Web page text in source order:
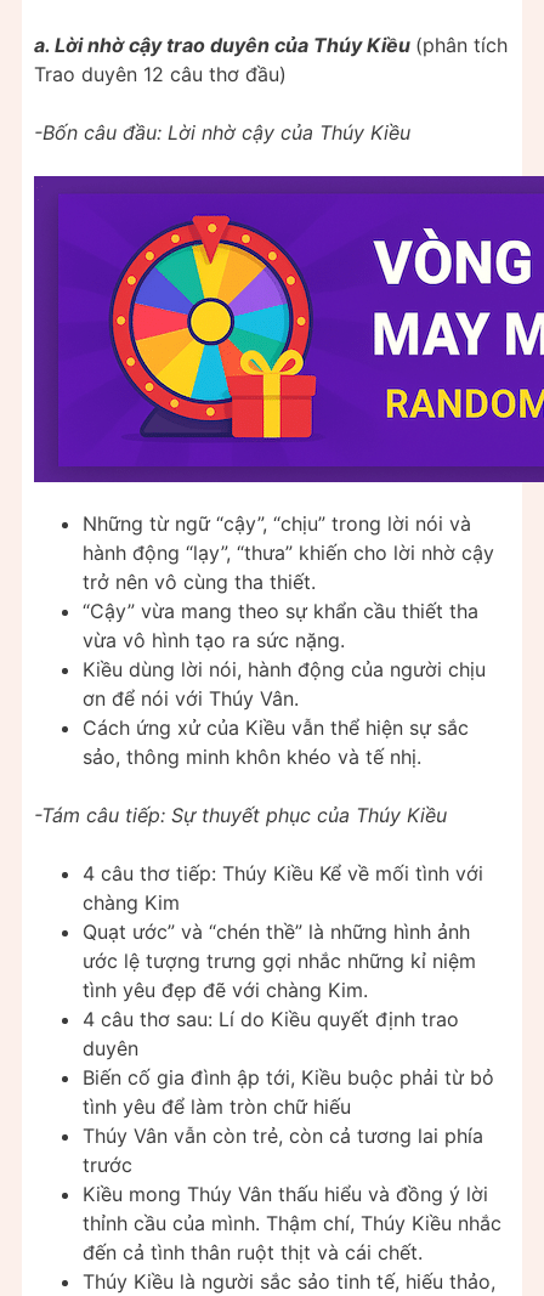
a. Lời nhờ cậy trao duyên của Thúy Kiều (phân tích
Trao duyên 12 câu thơ đầu)
-Bốn câu đầu: Lời nhờ cậy của Thúy Kiều
Những từ ngữ “cậy”, “chịu” trong lời nói và
hành động “lạy”, “thưa” khiến cho lời nhờ cậy
trở nên vô cùng tha thiết.
“Cậy” vừa mang theo sự khẩn cầu thiết tha
vừa vô hình tạo ra sức nặng.
Kiều dùng lời nói, hành động của người chịu
ơn để nói với Thúy Vân.
Cách ứng xử của Kiều vẫn thể hiện sự sắc
sảo, thông minh khôn khéo và tế nhị.
-Tám câu tiếp: Sự thuyết phục của Thúy Kiều
4 câu thơ tiếp: Thúy Kiều Kể về mối tình với
chàng Kim
Quạt ước” và “chén thề” là những hình ảnh
ước lệ tượng trưng gợi nhắc những kỉ niệm
tình yêu đẹp đẽ với chàng Kim.
4 câu thơ sau: Lí do Kiều quyết định trao
duyên
Biến cố gia đình ập tới, Kiều buộc phải từ bỏ
tình yêu để làm tròn chữ hiếu
Thúy Vân vẫn còn trẻ, còn cả tương lai phía
trước
Kiều mong Thúy Vân thấu hiểu và đồng ý lời
thỉnh cầu của mình. Thậm chí, Thúy Kiều nhắc
đến cả tình thân ruột thịt và cái chết.
Thúy Kiều là người sắc sảo tinh tế, hiếu thảo,